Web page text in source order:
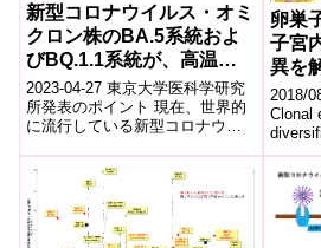
新型コロナウイルス・オミ
クロン株のBA.5系統およ
びBQ.1.1系統が、高温で
増殖しづらいことを解明
2023-04-27 東京大学医科学研究
所発表のポイント 現在、世界的
に流行している新型コロナウイ
BQ.1.1)をヒト肺胞上皮に感...
卵巣
子宮
異を
2018/
Clonal